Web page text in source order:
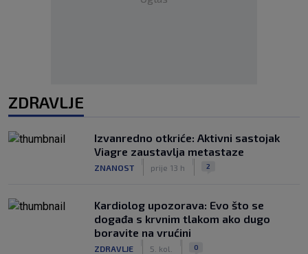
ZDRAVLJE
Izvanredno otkriće: Aktivni sastojak
Viagre zaustavlja metastaze
ZNANOST prije 13 h 2
Kardiolog upozorava: Evo što se
događa s krvnim tlakom ako dugo
boravite na vrućini
ZDRAVLJE 5. kol. 0